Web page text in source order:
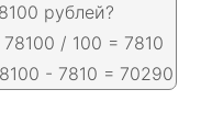
рублей?
/ 100 = 7810
- 7810 = 70290